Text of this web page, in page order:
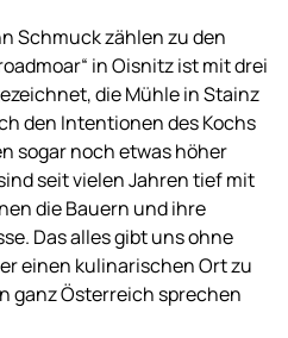
Schmuck zählen zu den
in Oisnitz ist mit drei
die Mühle in Stainz
den Intentionen des Kochs
sogar noch etwas höher
seit vielen Jahren tief mit
die Bauern und ihre
Das alles gibt uns ohne
einen kulinarischen Ort zu
ganz Österreich sprechen